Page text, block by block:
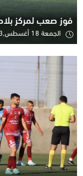
فوز صعب لمركز
الجمعة 18 أغسطس,2023